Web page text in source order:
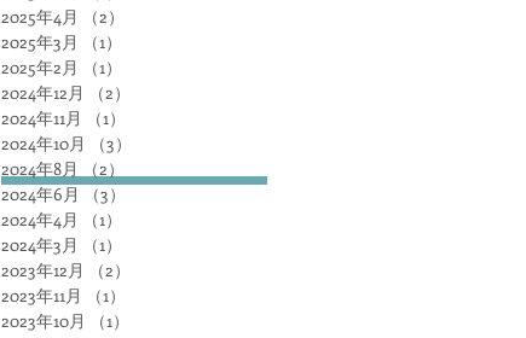
2025年4月
（2）
2025年3月
（1）
2025年2月
（1）
2024年12月
（2）
2024年11月
（1）
2024年10月
（3）
2024年8月
（2）
2024年6月
（3）
2024年4月
（1）
2024年3月
（1）
2023年12月
（2）
2023年11月
（1）
2023年10月
（1）